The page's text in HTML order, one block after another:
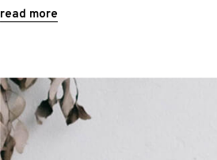
read more